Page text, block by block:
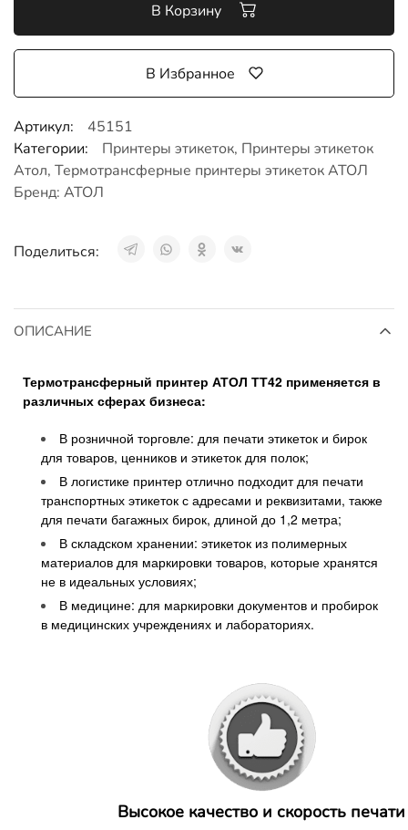
В Корзину
В Избранное
Артикул:
45151
Категории:
Принтеры этикеток, Принтеры этикеток
Атол, Термотрансферные принтеры этикеток АТОЛ
Бренд: АТОЛ
Поделиться:
ОПИСАНИЕ
Термотрансферный принтер АТОЛ ТТ42 применяется в
различных сферах бизнеса:
В розничной торговле: для печати этикеток и бирок
для товаров, ценников и этикеток для полок;
В логистике принтер отлично подходит для печати
транспортных этикеток с адресами и реквизитами, также
для печати багажных бирок, длиной до 1,2 метра;
В складском хранении: этикеток из полимерных
материалов для маркировки товаров, которые хранятся
не в идеальных условиях;
В медицине: для маркировки документов и пробирок
в медицинских учреждениях и лабораториях.
Высокое качество и скорость печати